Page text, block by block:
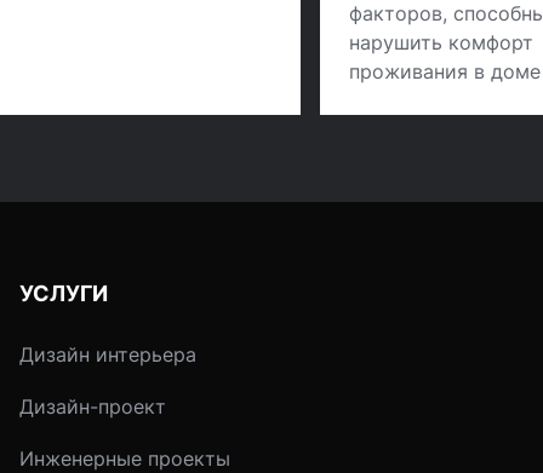
факторов,
нарушить комфорт
проживания в доме
УСЛУГИ
Дизайн интерьера
Дизайн-проект
Инженерные проекты